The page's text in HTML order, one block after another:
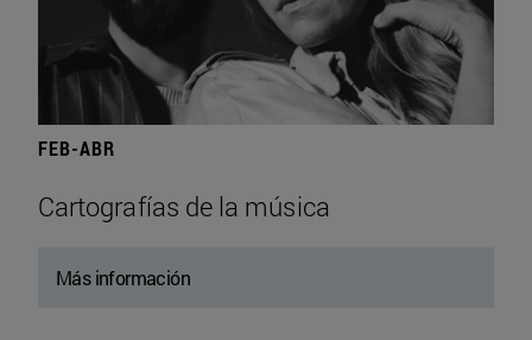
FEB-ABR
Cartografías de la música
Más información